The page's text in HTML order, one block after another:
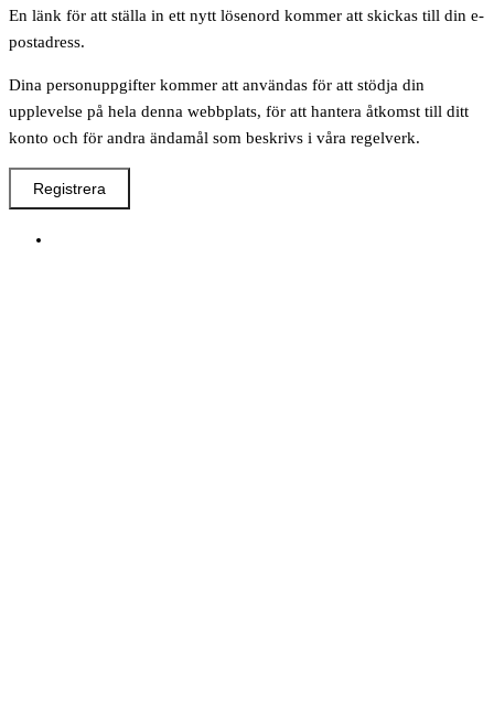
En länk för att ställa in ett nytt lösenord kommer att skickas till din e-
postadress.
Dina personuppgifter kommer att användas för att stödja din
upplevelse på hela denna webbplats, för att hantera åtkomst till ditt
konto och för andra ändamål som beskrivs i våra regelverk.
Registrera